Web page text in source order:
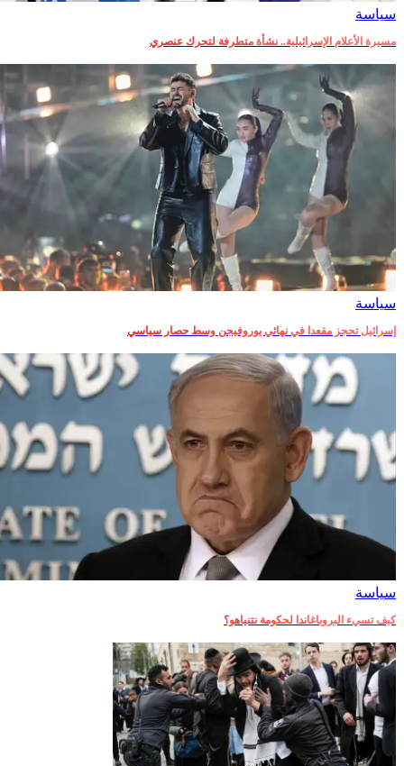
سياسة
مسيرة الأعلام الإسرائيلية.. نشأة متطرفة لتحرك عنصري
سياسة
إسرائيل تحجز مقعدا في نهائي يوروفيجن وسط حصار سياسي
سياسة
كيف تسيء البروباغاندا لحكومة نتنياهو؟